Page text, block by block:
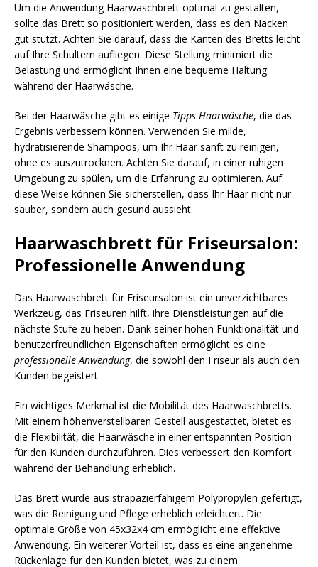
Um die Anwendung Haarwaschbrett optimal zu gestalten,
sollte das Brett so positioniert werden, dass es den Nacken
gut stützt. Achten Sie darauf, dass die Kanten des Bretts leicht
auf Ihre Schultern aufliegen. Diese Stellung minimiert die
Belastung und ermöglicht Ihnen eine bequeme Haltung
während der Haarwäsche.
Bei der Haarwäsche gibt es einige Tipps Haarwäsche, die das
Ergebnis verbessern können. Verwenden Sie milde,
hydratisierende Shampoos, um Ihr Haar sanft zu reinigen,
ohne es auszutrocknen. Achten Sie darauf, in einer ruhigen
Umgebung zu spülen, um die Erfahrung zu optimieren. Auf
diese Weise können Sie sicherstellen, dass Ihr Haar nicht nur
sauber, sondern auch gesund aussieht.
Haarwaschbrett für Friseursalon:
Professionelle Anwendung
Das Haarwaschbrett für Friseursalon ist ein unverzichtbares
Werkzeug, das Friseuren hilft, ihre Dienstleistungen auf die
nächste Stufe zu heben. Dank seiner hohen Funktionalität und
benutzerfreundlichen Eigenschaften ermöglicht es eine
professionelle Anwendung, die sowohl den Friseur als auch den
Kunden begeistert.
Ein wichtiges Merkmal ist die Mobilität des Haarwaschbretts.
Mit einem höhenverstellbaren Gestell ausgestattet, bietet es
die Flexibilität, die Haarwäsche in einer entspannten Position
für den Kunden durchzuführen. Dies verbessert den Komfort
während der Behandlung erheblich.
Das Brett wurde aus strapazierfähigem Polypropylen gefertigt,
was die Reinigung und Pflege erheblich erleichtert. Die
optimale Größe von 45x32x4 cm ermöglicht eine effektive
Anwendung. Ein weiterer Vorteil ist, dass es eine angenehme
Rückenlage für den Kunden bietet, was zu einem